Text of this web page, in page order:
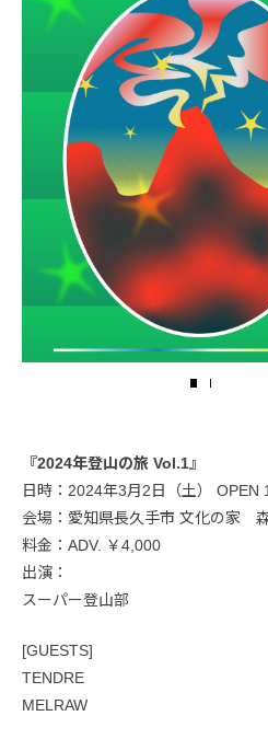
『2024年登山の旅 Vol.1』
日時：2024年3月2日（土） OPEN
会場：愛知県長久手市 文化の家
料金：ADV. ￥4,000
出演：
スーパー登山部
[GUESTS]
TENDRE
MELRAW